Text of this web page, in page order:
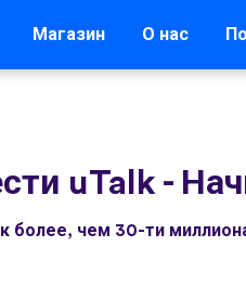
Магазин О нас
uTalk -
более, чем 30-ти